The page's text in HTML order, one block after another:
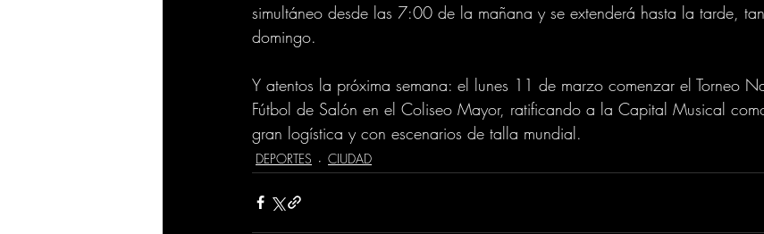
simultáneo desde las 7:00 de la mañana y se extenderá hasta la tarde,
domingo.
Y atentos la próxima semana: el lunes 11 de marzo comenzar el Torneo
Fútbol de Salón en el Coliseo Mayor, ratificando a la Capital Musical
gran logística y con escenarios de talla mundial.
DEPORTES CIUDAD